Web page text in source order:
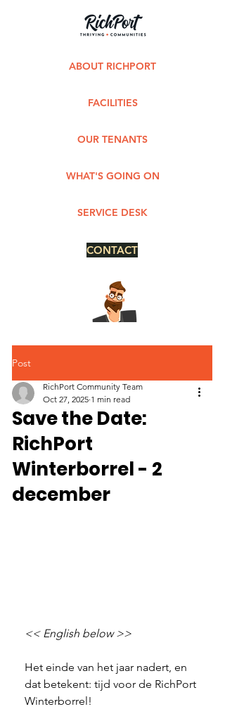
ABOUT RICHPORT
FACILITIES
OUR TENANTS
WHAT'S GOING ON
SERVICE DESK
CONTACT
Post
Save the Date:
RichPort
Winterborrel - 2
december
RichPort Community Team
Oct 27, 2025 1 min read
<< English below >>
Het einde van het jaar nadert, en
dat betekent: tijd voor de RichPort
Winterborrel!